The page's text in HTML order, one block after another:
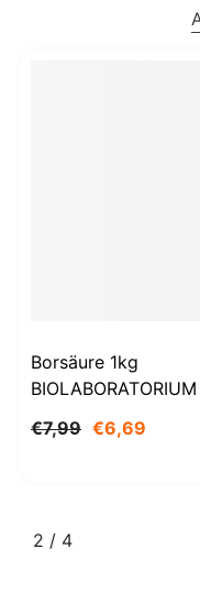
Borsäure 1kg
BIOLABORATORIUM
€7,99 €6,69
2 / von
4